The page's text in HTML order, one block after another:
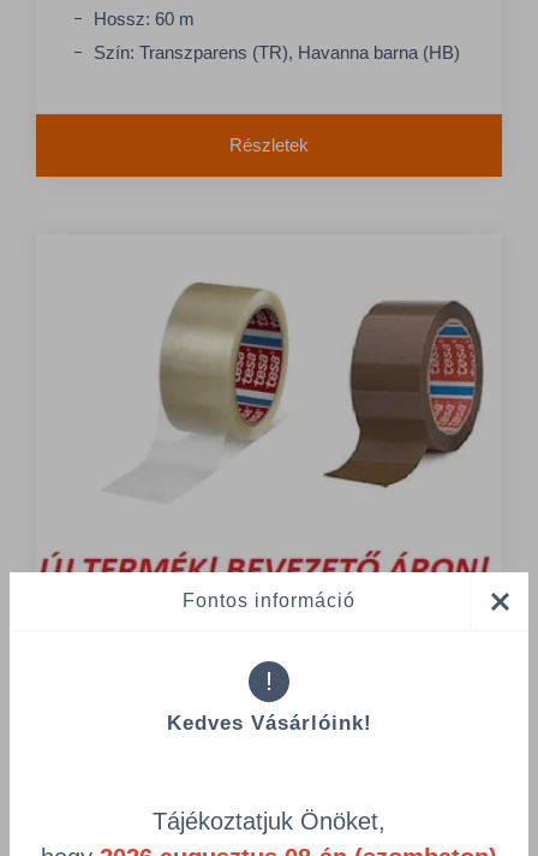
Hossz: 60 m
Szín: Transzparens (TR), Havanna barna (HB)
Részletek
Tesa kézi ragasztószalag
Hátlap anyaga: PP fólia
Fontos információ
!
Kedves Vásárlóink!
Tájékoztatjuk Önöket,